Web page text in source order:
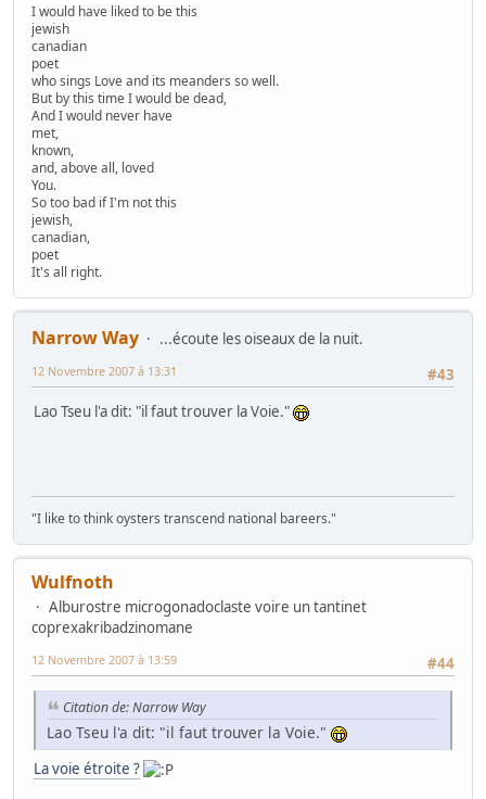
I would have liked to be this
jewish
canadian
poet
who sings Love and its meanders so well.
But by this time I would be dead,
And I would never have
met,
known,
and, above all, loved
You.
So too bad if I'm not this
jewish,
canadian,
poet
It's all right.
Narrow Way
...écoute les oiseaux de la nuit.
#43
12 Novembre 2007 à 13:31
Lao Tseu l'a dit: "il faut trouver la Voie."
"I like to think oysters transcend national bareers."
Wulfnoth
Alburostre microgonadoclaste voire un tantinet
coprexakribadzinomane
#44
12 Novembre 2007 à 13:59
Citation de: Narrow Way
Lao Tseu l'a dit: "il faut trouver la Voie."
La voie étroite ?